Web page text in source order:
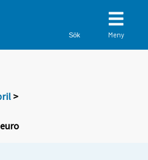
Sök Meny
>